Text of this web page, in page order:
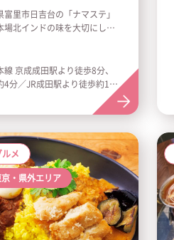
富里市日吉台の「ナマステ」
場北インドの味を大切にした
帝国の王様の宮廷料理として
われた伝統の味。全てが手作
体に優しい健康的なカレーを
しております。スパイス香る
ナンをランチからディナーま
くお楽しみいただけます。京
駅から徒歩圏内、駐車場も完
ひ本格の味をご堪能くださ
線 京成成田駅より徒歩8分、
4分／JR成田駅より徒歩約15
ルメ
京・県外エリア